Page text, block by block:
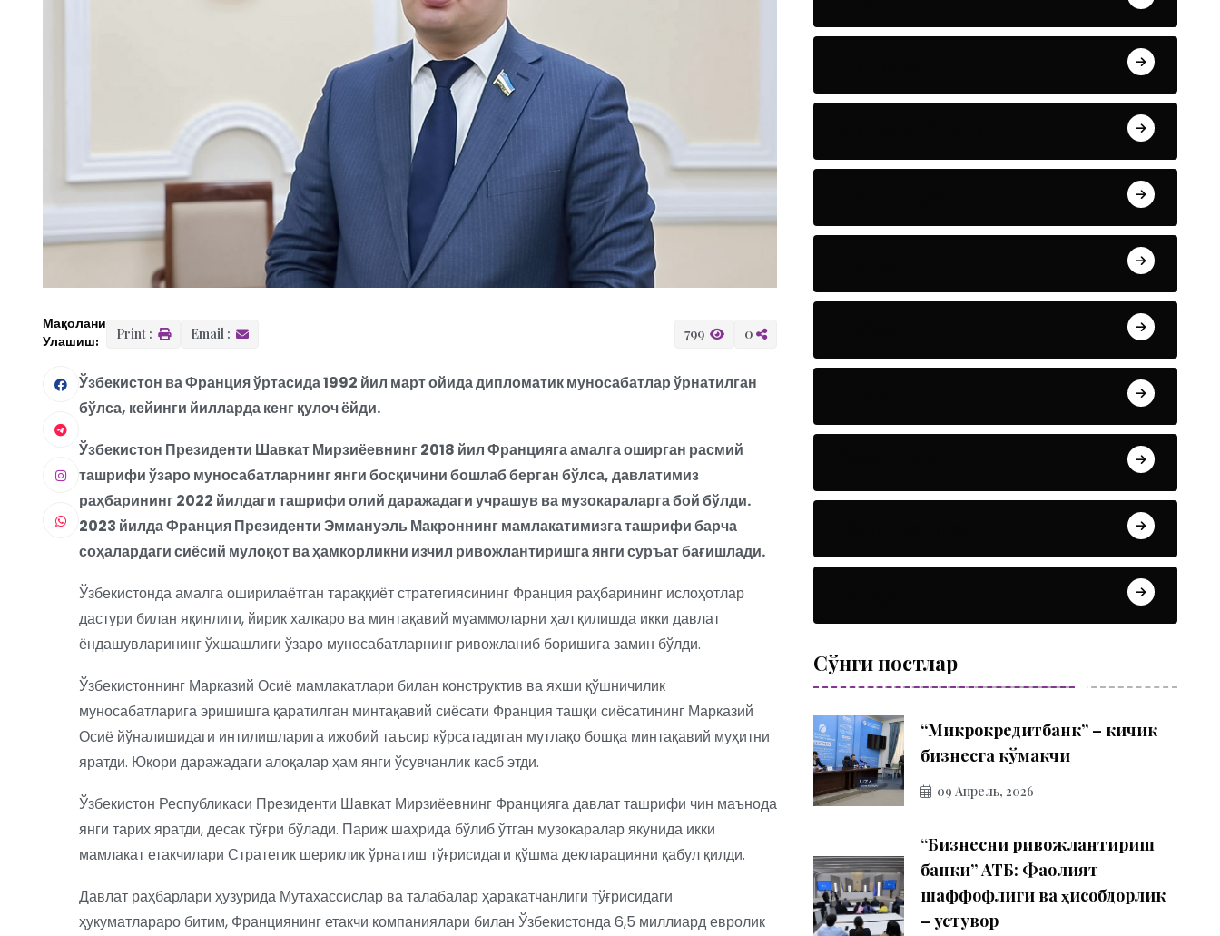
Мақолани
Улашиш:
Print : Email : 799 0
Ўзбекистон ва Франция ўртасида 1992 йил март ойида дипломатик муносабатлар ўрнатилган
бўлса, кейинги йилларда кенг қулоч ёйди.
Ўзбекистон Президенти Шавкат Мирзиёевнинг 2018 йил Францияга амалга оширган расмий
ташрифи ўзаро муносабатларнинг янги босқичини бошлаб берган бўлса, давлатимиз
раҳбарининг 2022 йилдаги ташрифи олий даражадаги учрашув ва музокараларга бой бўлди.
2023 йилда Франция Президенти Эммануэль Макроннинг мамлакатимизга ташрифи барча
соҳалардаги сиёсий мулоқот ва ҳамкорликни изчил ривожлантиришга янги суръат бағишлади.
Ўзбекистонда амалга оширилаётган тараққиёт стратегиясининг Франция раҳбарининг ислоҳотлар
дастури билан яқинлиги, йирик халқаро ва минтақавий муаммоларни ҳал қилишда икки давлат
ёндашувларининг ўхшашлиги ўзаро муносабатларнинг ривожланиб боришига замин бўлди.
Ўзбекистоннинг Марказий Осиё мамлакатлари билан конструктив ва яхши қўшничилик
муносабатларига эришишга қаратилган минтақавий сиёсати Франция ташқи сиёсатининг Марказий
Осиё йўналишидаги интилишларига ижобий таъсир кўрсатадиган мутлақо бошқа минтақавий муҳитни
яратди. Юқори даражадаги алоқалар ҳам янги ўсувчанлик касб этди.
Ўзбекистон Республикаси Президенти Шавкат Мирзиёевнинг Францияга давлат ташрифи чин маънода
янги тарих яратди, десак тўғри бўлади. Париж шаҳрида бўлиб ўтган музокаралар якунида икки
мамлакат етакчилари Стратегик шериклик ўрнатиш тўғрисидаги қўшма декларацияни қабул қилди.
Давлат раҳбарлари ҳузурида Мутахассислар ва талабалар ҳаракатчанлиги тўғрисидаги
ҳукуматлараро битим, Франциянинг етакчи компаниялари билан Ўзбекистонда 6,5 миллиард евролик
Сўнги постлар
“Микрокредитбанк” – кичик
бизнесга кўмакчи
09 Апрель, 2026
“Бизнесни ривожлантириш
банки” АТБ: Фаолият
шаффофлиги ва ҳисобдорлик
– устувор